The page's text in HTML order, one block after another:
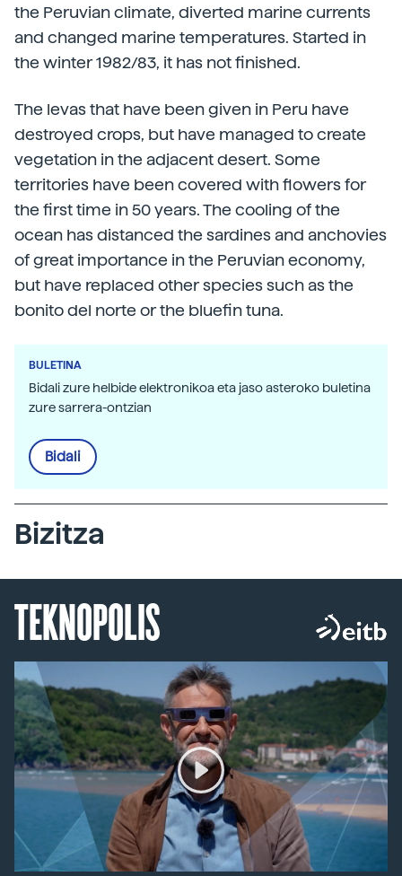
the Peruvian climate, diverted marine currents
and changed marine temperatures. Started in
the winter 1982/83, it has not finished.
The levas that have been given in Peru have
destroyed crops, but have managed to create
vegetation in the adjacent desert. Some
territories have been covered with flowers for
the first time in 50 years. The cooling of the
ocean has distanced the sardines and anchovies
of great importance in the Peruvian economy,
but have replaced other species such as the
bonito del norte or the bluefin tuna.
BULETINA
Bidali zure helbide elektronikoa eta jaso asteroko buletina
zure sarrera-ontzian
Bidali
Bizitza
TEKNOPOLIS